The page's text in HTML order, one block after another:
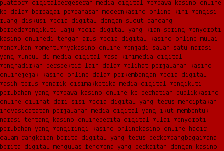
platform digitalpergeseran media digital membawa kasino online
ke dalam berbagai pembahasan modern kasino online kini mengisi
ruang diskusi media digital dengan sudut pandang
berbedamengikuti laju media digital yang kian sering menyoroti
kasino onlinedi tengah arus media digital kasino online mulai
menemukan momentumnya kasino online menjadi salah satu narasi
yang muncul di media digital masa kinimedia digital
menghadirkan perspektif lain dalam melihat perjalanan kasino
onlinejejak kasino online dalam perkembangan media digital
masih terus menarik disimak ketika media digital mengikuti
perubahan yang membawa kasino online ke perhatian publik kasino
online dilihat dari sisi media digital yang terus menciptakan
inovasicatatan perjalanan media digital yang ikut membentuk
narasi tentang kasino online berita digital mulai menyoroti
perubahan yang mengiringi kasino online kasino online hadir
dalam rangkaian berita digital yang terus berkembang bagaimana
berita digital mengulas fenomena yang berkaitan dengan kasino